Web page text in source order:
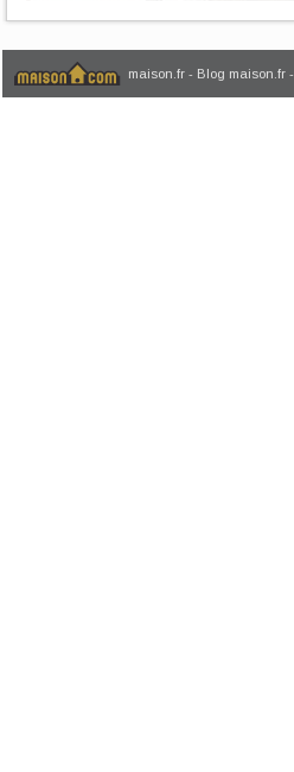
maison.fr - Blog maison.fr -